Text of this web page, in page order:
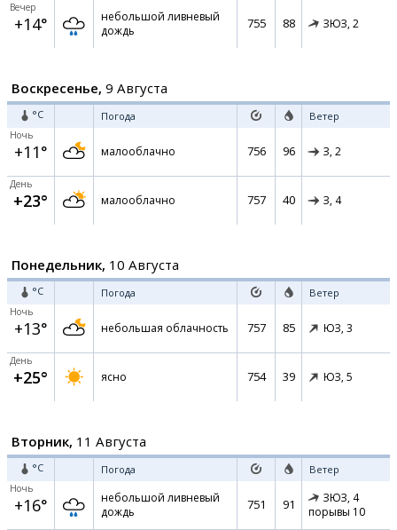
Вечер
+14°
небольшой ливневый
дождь
755 88 ЗЮЗ, 2
Воскресенье, 9 Августа
°C Погода Ветер
Ночь
+11° малооблачно 756 96 З, 2
День
+23° малооблачно 757 40 З, 4
Понедельник, 10 Августа
°C Погода Ветер
Ночь
+13° небольшая облачность 757 85 ЮЗ, 3
День
+25° ясно 754 39 ЮЗ, 5
Вторник, 11 Августа
°C Погода Ветер
Ночь
+16°
небольшой ливневый
дождь
751 91 ЗЮЗ, 4
порывы 10